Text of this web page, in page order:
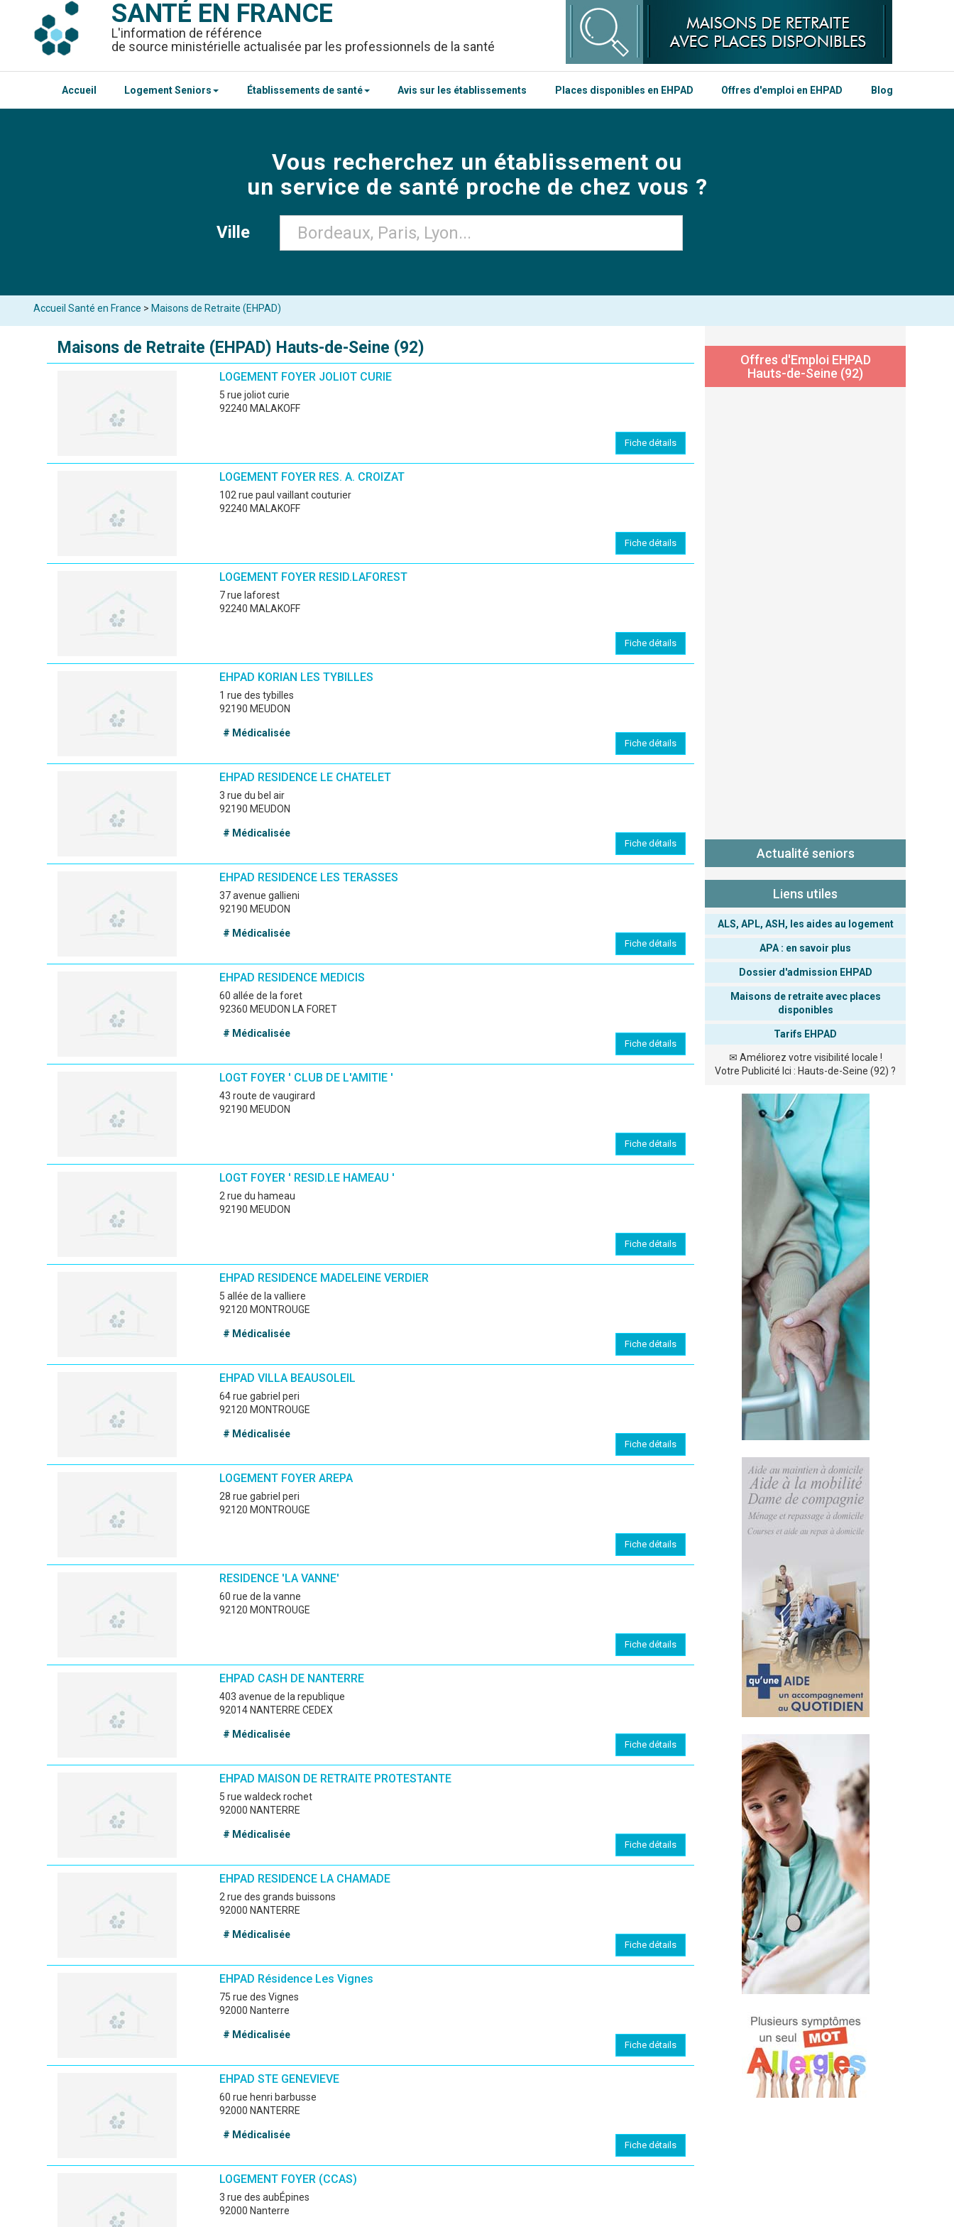
SANTÉ EN FRANCE
L'information de référence
de source ministérielle actualisée par les professionnels de la santé
Accueil Logement Seniors Établissements de santé Avis sur les établissements Places disponibles en EHPAD Offres d'emploi en EHPAD Blog
Vous recherchez un établissement ou
un service de santé proche de chez vous ?
Ville
Accueil Santé en France > Maisons de Retraite (EHPAD)
Maisons de Retraite (EHPAD) Hauts-de-Seine (92)
LOGEMENT FOYER JOLIOT CURIE
5 rue joliot curie
92240 MALAKOFF
Fiche détails
LOGEMENT FOYER RES. A. CROIZAT
102 rue paul vaillant couturier
92240 MALAKOFF
Fiche détails
LOGEMENT FOYER RESID.LAFOREST
7 rue laforest
92240 MALAKOFF
Fiche détails
EHPAD KORIAN LES TYBILLES
1 rue des tybilles
92190 MEUDON
# Médicalisée
Fiche détails
EHPAD RESIDENCE LE CHATELET
3 rue du bel air
92190 MEUDON
# Médicalisée
Fiche détails
EHPAD RESIDENCE LES TERASSES
37 avenue gallieni
92190 MEUDON
# Médicalisée
Fiche détails
EHPAD RESIDENCE MEDICIS
60 allée de la foret
92360 MEUDON LA FORET
# Médicalisée
Fiche détails
LOGT FOYER ' CLUB DE L'AMITIE '
43 route de vaugirard
92190 MEUDON
Fiche détails
LOGT FOYER ' RESID.LE HAMEAU '
2 rue du hameau
92190 MEUDON
Fiche détails
EHPAD RESIDENCE MADELEINE VERDIER
5 allée de la valliere
92120 MONTROUGE
# Médicalisée
Fiche détails
EHPAD VILLA BEAUSOLEIL
64 rue gabriel peri
92120 MONTROUGE
# Médicalisée
Fiche détails
LOGEMENT FOYER AREPA
28 rue gabriel peri
92120 MONTROUGE
Fiche détails
RESIDENCE 'LA VANNE'
60 rue de la vanne
92120 MONTROUGE
Fiche détails
EHPAD CASH DE NANTERRE
403 avenue de la republique
92014 NANTERRE CEDEX
# Médicalisée
Fiche détails
EHPAD MAISON DE RETRAITE PROTESTANTE
5 rue waldeck rochet
92000 NANTERRE
# Médicalisée
Fiche détails
EHPAD RESIDENCE LA CHAMADE
2 rue des grands buissons
92000 NANTERRE
# Médicalisée
Fiche détails
EHPAD Résidence Les Vignes
75 rue des Vignes
92000 Nanterre
# Médicalisée
Fiche détails
EHPAD STE GENEVIEVE
60 rue henri barbusse
92000 NANTERRE
# Médicalisée
Fiche détails
LOGEMENT FOYER (CCAS)
3 rue des aubÉpines
92000 Nanterre
Offres d'Emploi EHPAD
Hauts-de-Seine (92)
Actualité seniors
Liens utiles
ALS, APL, ASH, les aides au logement
APA : en savoir plus
Dossier d'admission EHPAD
Maisons de retraite avec places
disponibles
Tarifs EHPAD
✉ Améliorez votre visibilité locale !
Votre Publicité Ici : Hauts-de-Seine (92) ?